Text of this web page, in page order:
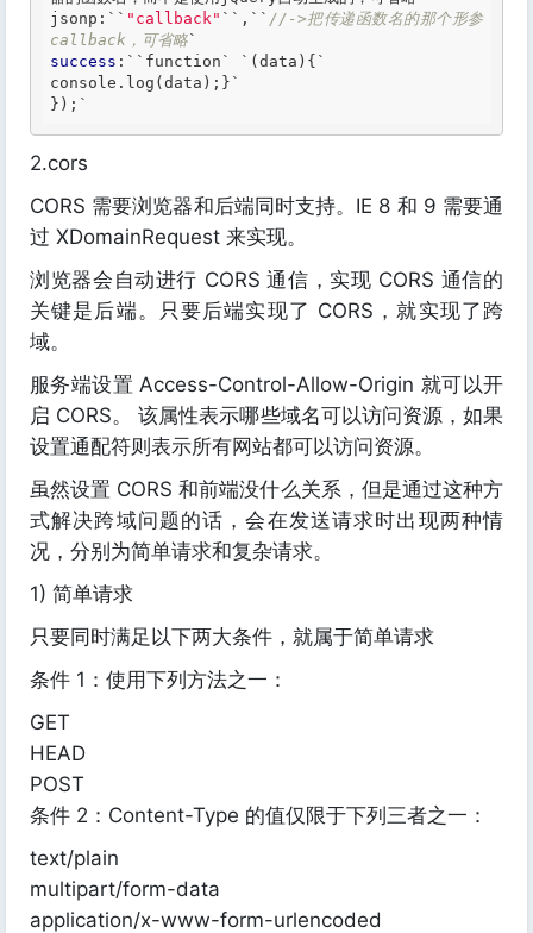
jsonp: `` "callback" `` , `` //->把传递函数名的那个形参
callback，可省略
success :` ` function `
`(data){`
console.log(data);} `
});`
2.cors
CORS 需要浏览器和后端同时支持。IE 8 和 9 需要通
过 XDomainRequest 来实现。
浏览器会自动进行 CORS 通信，实现 CORS 通信的
关键是后端。只要后端实现了 CORS，就实现了跨
域。
服务端设置 Access-Control-Allow-Origin 就可以开
启 CORS。 该属性表示哪些域名可以访问资源，如果
设置通配符则表示所有网站都可以访问资源。
虽然设置 CORS 和前端没什么关系，但是通过这种方
式解决跨域问题的话，会在发送请求时出现两种情
况，分别为简单请求和复杂请求。
1) 简单请求
只要同时满足以下两大条件，就属于简单请求
条件 1：使用下列方法之一：
GET
HEAD
POST
条件 2：Content-Type 的值仅限于下列三者之一：
text/plain
multipart/form-data
application/x-www-form-urlencoded